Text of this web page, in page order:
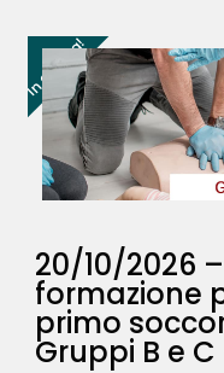
In offerta!
20/10/2026
formazione
primo
Gruppi B e